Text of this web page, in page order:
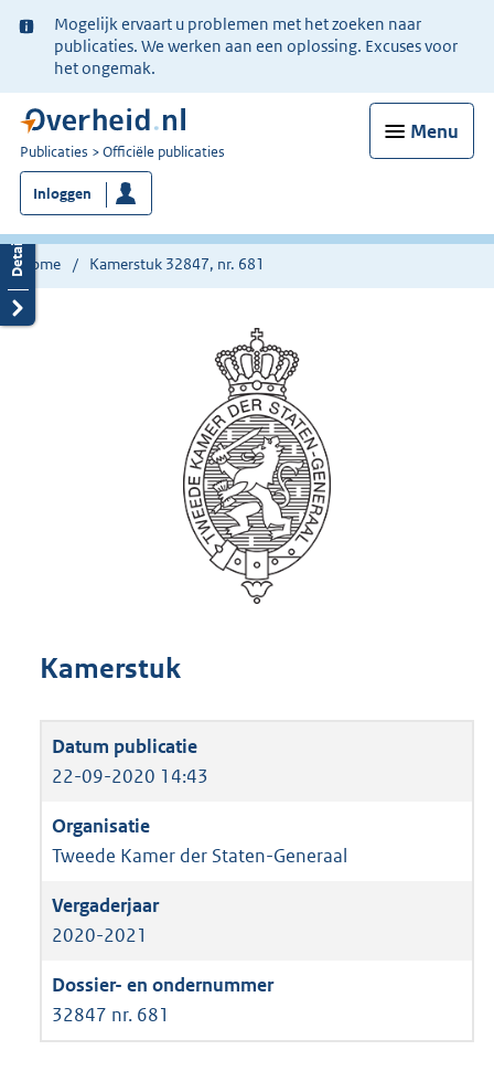
Ter
informatie:
Mogelijk ervaart u problemen met het zoeken naar
publicaties. We werken aan een oplossing. Excuses voor
het ongemak.
Menu
U
bent
nu
hier:
Publicaties Officiële publicaties
Inloggen
Home Kamerstuk 32847, nr. 681
Kamerstuk
22-09-2020 14:43
Tweede Kamer der Staten-Generaal
2020-2021
32847 nr. 681